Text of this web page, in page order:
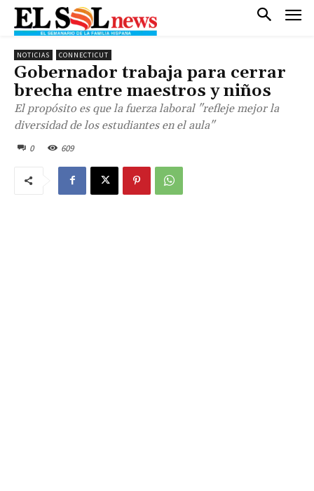
NOTICIAS CONNECTICUT
Gobernador trabaja para cerrar
brecha entre maestros y niños
El propósito es que la fuerza laboral "refleje mejor la
diversidad de los estudiantes en el aula"
0 609